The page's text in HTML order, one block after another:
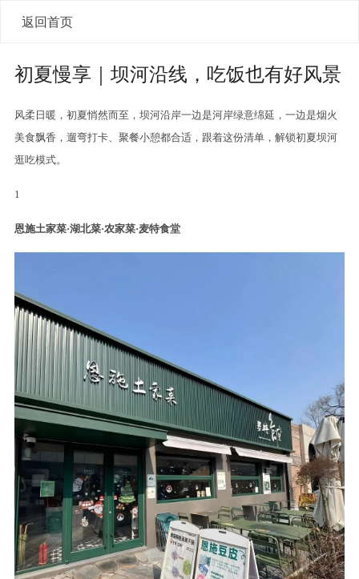
返回首页
初夏慢享｜坝河沿线，吃饭也有好风景
风柔日暖，初夏悄然而至，坝河沿岸一边是河岸绿意绵延，一边是烟火
美食飘香，遛弯打卡、聚餐小憩都合适，跟着这份清单，解锁初夏坝河
逛吃模式。
1
恩施土家菜·湖北菜·农家菜·麦特食堂